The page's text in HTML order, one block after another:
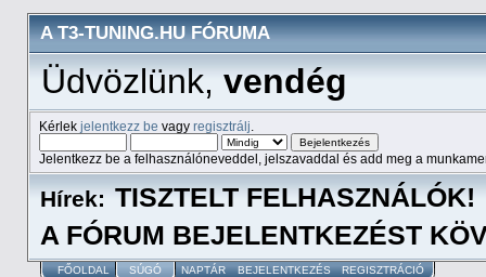
A T3-TUNING.HU FÓRUMA
Üdvözlünk,vendég
Kérlek jelentkezz be vagy regisztrálj
Jelentkezz be a felhasználóneveddel, jelszavaddal és add meg a
Hírek: TISZTELT FELHASZNÁLÓK!
A FÓRUM BEJELENTKEZÉST
FŐOLDAL SÚGÓ NAPTÁR BEJELENTKEZÉS REGISZTRÁCIÓ